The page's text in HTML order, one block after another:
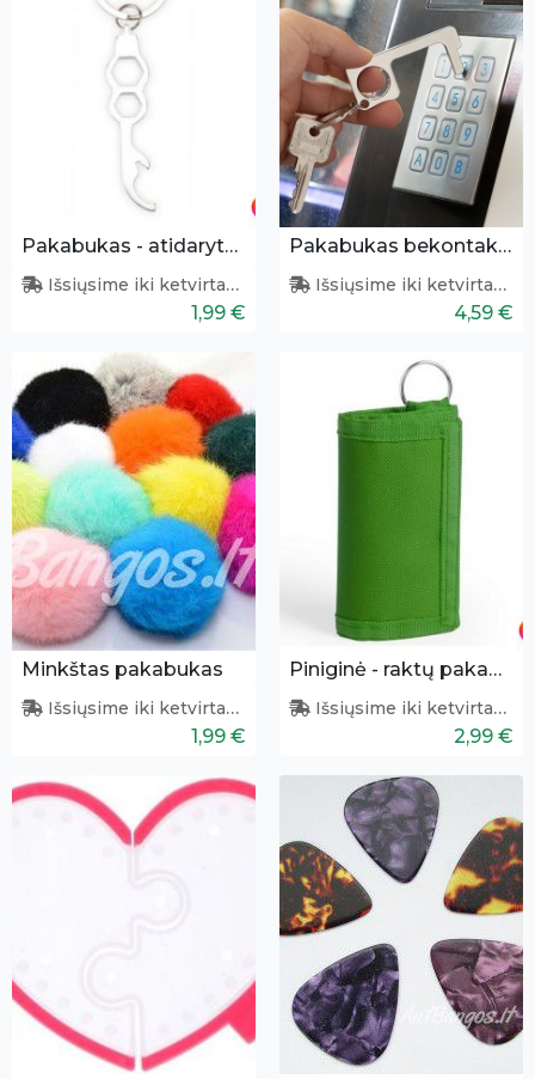
Pakabukas - atidarytuvas + šešiakampis atsuktuvas
Išsiųsime iki ketvirtadienio
1,99 €
Pakabukas bekontakčiam prisilietimui
Išsiųsime iki ketvirtadienio
4,59 €
Minkštas pakabukas
Išsiųsime iki ketvirtadienio
1,99 €
Piniginė - raktų pakabukas
Išsiųsime iki ketvirtadienio
2,99 €